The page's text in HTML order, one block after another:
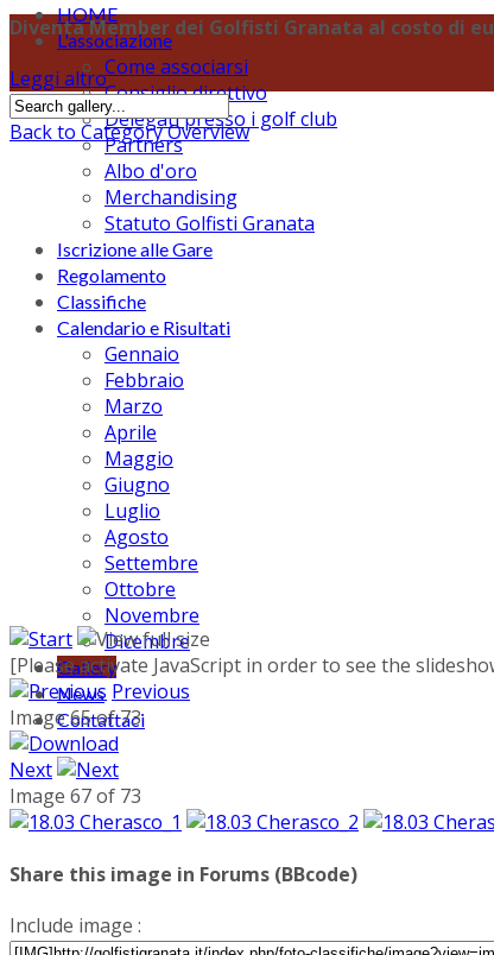
HOME
L'associazione
Come associarsi
Consiglio direttivo
Delegati presso i golf club
Partners
Albo d'oro
Merchandising
Statuto Golfisti Granata
Iscrizione alle Gare
Regolamento
Classifiche
Calendario e Risultati
Gennaio
Febbraio
Marzo
Aprile
Maggio
Giugno
Luglio
Agosto
Settembre
Ottobre
Novembre
Dicembre
Gallery
News
Contattaci
Diventa Member dei Golfisti Granata al costo di
Leggi altro
Back to Category Overview
[Please activate JavaScript in order to see the
Previous
Image 65 of 73
Next
Image 67 of 73
Share this image in Forums (BBcode)
Include image :